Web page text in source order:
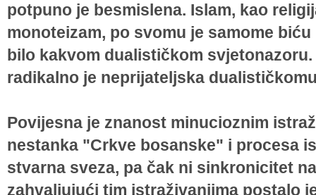
potpuno je besmislena. Islam, kao
monoteizam, po svomu je samome
bilo kakvom dualističkom
radikalno je neprijateljska
Povijesna je znanost minucioznim
nestanka "Crkve bosanske" i procesa
stvarna sveza, pa čak ni sinkronicitet
zahvaljujući tim istraživanjima postalo